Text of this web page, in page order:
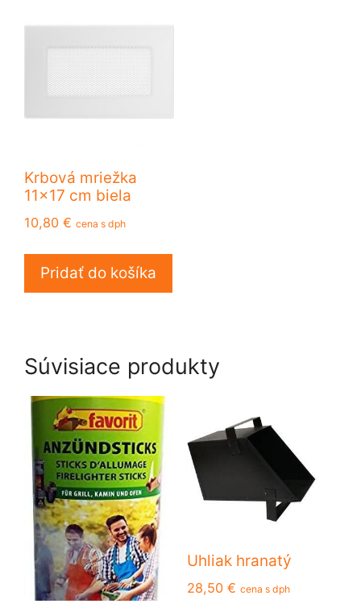
Krbová mriežka
11×17 cm biela
10,80 € cena s dph
Pridať do košíka
Súvisiace produkty
Uhliak hranatý
28,50 € cena s dph